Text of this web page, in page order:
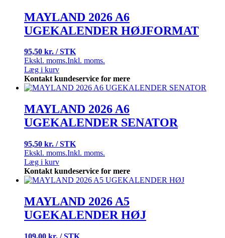
MAYLAND 2026 A6
UGEKALENDER HØJFORMAT
95,50 kr. / STK
Ekskl. moms.Inkl. moms.
Læg i kurv
Kontakt kundeservice for mere
MAYLAND 2026 A6
UGEKALENDER SENATOR
95,50 kr. / STK
Ekskl. moms.Inkl. moms.
Læg i kurv
Kontakt kundeservice for mere
MAYLAND 2026 A5
UGEKALENDER HØJ
109,00 kr. / STK